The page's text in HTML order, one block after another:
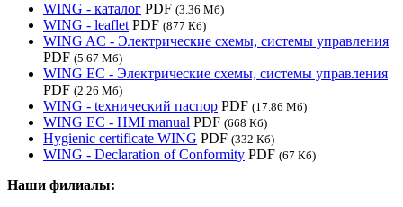
WING - каталог PDF (3.36 Мб)
WING - leafletPDF (877 Кб)
WING AC - Электрические схемы, системы управления
PDF (5.67 Мб)
WING EC - Электрические схемы, системы управления
PDF (2.26 Мб)
WING - tехнический паспор PDF (17.86 Мб)
WING EC - HMI manual PDF (668 Кб)
Hygienic certificate WING PDF (332 Кб)
WING - Declaration of Conformity PDF (67 Кб)
Наши филиалы: